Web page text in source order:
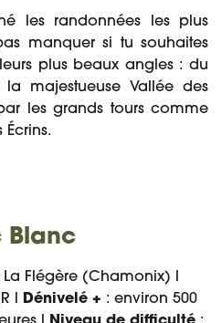
les randonnées les plus
manquer si tu souhaites
plus beaux angles : du
majestueuse Vallée des
les grands tours comme
Blanc
Flégère (Chamonix) l
l Dénivelé + : environ 500